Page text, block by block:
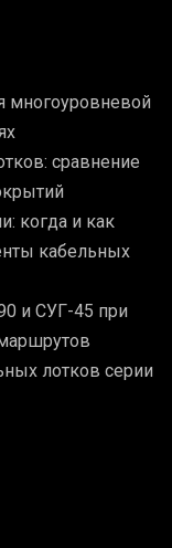
многоуровневой
сравнение
когда и как
кабельных
и СУГ-45 при
лотков серии